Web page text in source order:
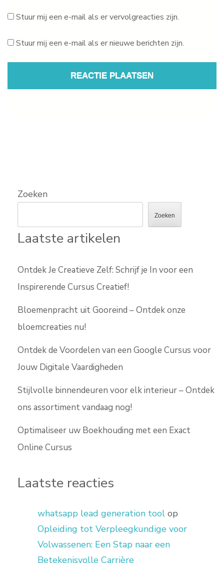
Stuur mij een e-mail als er vervolgreacties zijn.
Stuur mij een e-mail als er nieuwe berichten zijn.
Zoeken
Zoeken
Laatste artikelen
Ontdek Je Creatieve Zelf: Schrijf je In voor een
Inspirerende Cursus Creatief!
Bloemenpracht uit Gooreind – Ontdek onze
bloemcreaties nu!
Ontdek de Voordelen van een Google Cursus voor
Jouw Digitale Vaardigheden
Stijlvolle binnendeuren voor elk interieur – Ontdek
ons assortiment vandaag nog!
Optimaliseer uw Boekhouding met een Exact
Online Cursus
Laatste reacties
whatsapp lead generation tool op
Opleiding tot Verpleegkundige voor
Volwassenen: Een Stap naar een
Betekenisvolle Carrière